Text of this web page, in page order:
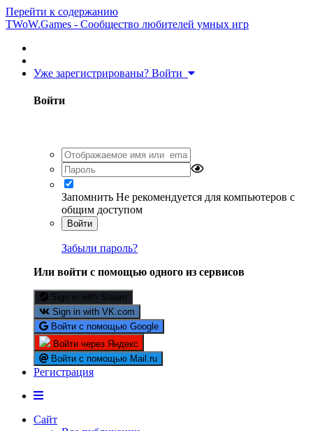
Перейти к содержанию
TWoW.Games - Сообщество любителей умных игр
Уже зарегистрированы? Войти
Войти
Запомнить Не рекомендуется для компьютеров с
общим доступом
Войти
Забыли пароль?
Или войти с помощью одного из сервисов
Sign in with Steam
Sign in with VK.com
Войти с помощью Google
Войти через Яндекс
Войти с помощью Mail.ru
Регистрация
Сайт